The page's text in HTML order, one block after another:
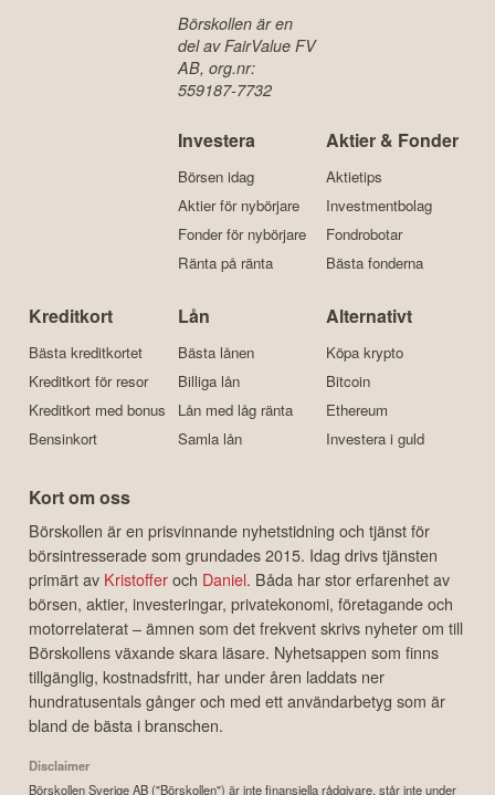
Börskollen är en
del av FairValue FV
AB, org.nr:
559187-7732
Investera
Börsen idag
Aktier för nybörjare
Fonder för nybörjare
Ränta på ränta
Aktier & Fonder
Aktietips
Investmentbolag
Fondrobotar
Bästa fonderna
Kreditkort
Bästa kreditkortet
Kreditkort för resor
Kreditkort med bonus
Bensinkort
Lån
Bästa lånen
Billiga lån
Lån med låg ränta
Samla lån
Alternativt
Köpa krypto
Bitcoin
Ethereum
Investera i guld
Kort om oss
Börskollen är en prisvinnande nyhetstidning och tjänst för
börsintresserade som grundades 2015. Idag drivs tjänsten
primärt av Kristofferoch Daniel. Båda har stor erfarenhet av
börsen, aktier, investeringar, privatekonomi, företagande och
motorrelaterat – ämnen som det frekvent skrivs nyheter om till
Börskollens växande skara läsare. Nyhetsappen som finns
tillgänglig, kostnadsfritt, har under åren laddats ner
hundratusentals gånger och med ett användarbetyg som är
bland de bästa i branschen.
Disclaimer
Börskollen Sverige AB ("Börskollen") är inte finansiella rådgivare, står inte under